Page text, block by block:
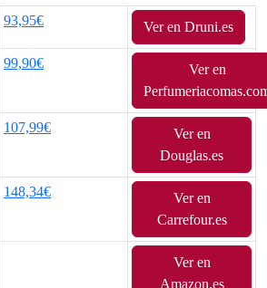
93,95€ Ver en Druni.es
99,90€
Ver en
107,99€
Ver en
Douglas.es
148,34€
Ver en
Carrefour.es
Ver en
Amazon.es